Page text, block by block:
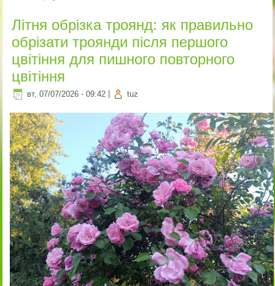
Літня обрізка троянд: як правильно
обрізати троянди після першого
цвітіння для пишного повторного
цвітіння
вт, 07/07/2026 - 09:42 tuz